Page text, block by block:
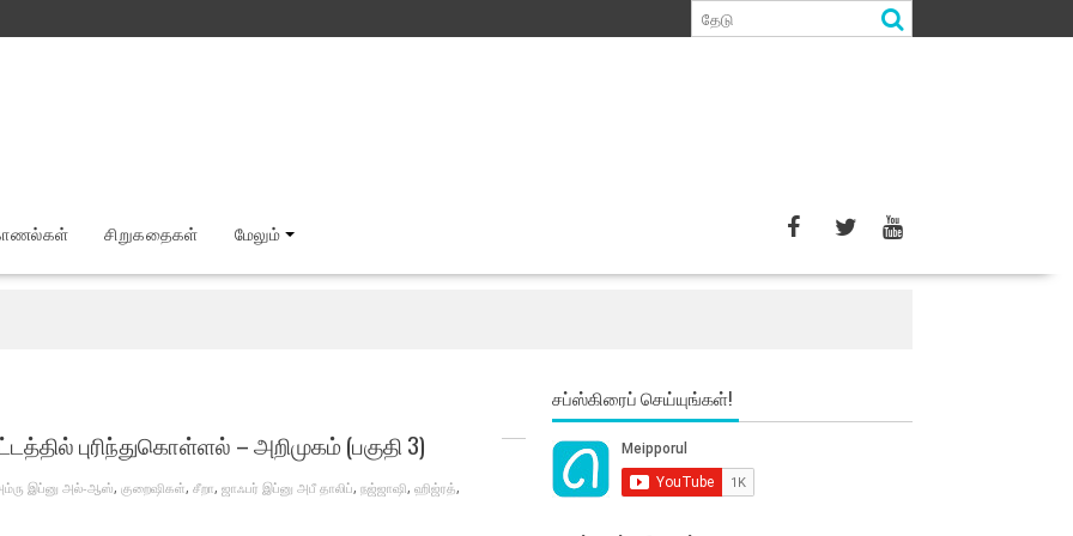
சிறுகதைகள் மேலும்
புரிந்துகொள்ளல் – அறிமுகம் (பகுதி 3)
இப்னு அல்-ஆஸ், குறைஷிகள், சீறா, ஜாஃபர் இப்னு அபீ தாலிப், நஜ்ஜாஷி, ஹிஜ்ரத்,
சப்ஸ்கிரைப் செய்யுங்கள்!